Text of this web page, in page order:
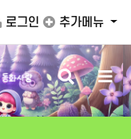
로그인 추가메뉴
동화사랑 검
색
버
튼
메
뉴
버
튼